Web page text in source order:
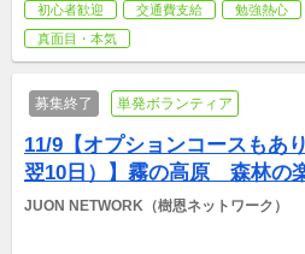
初心者歓迎 交通費支給 勉強熱心
真面目・本気
募集終了 単発ボランティア
11/9【オプションコースもあ
翌10日）】霧の高原　森林の
JUON NETWORK（樹恩ネットワーク）